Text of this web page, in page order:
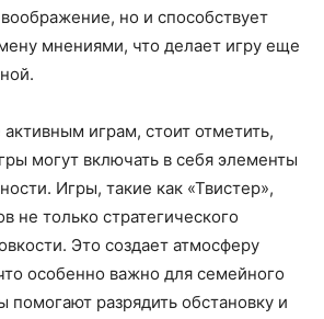
но и способствует
мнениями, что делает игру еще
играм, стоит отметить,
могут включать в себя элементы
Игры, такие как «Твистер»,
не только стратегического
Это создает атмосферу
особенно важно для семейного
помогают разрядить обстановку и